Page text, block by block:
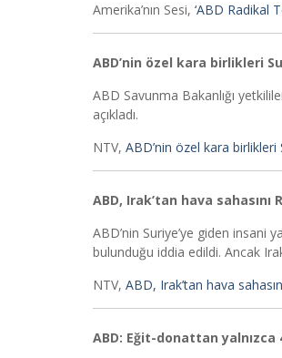
Amerika’nın Sesi, ‘ABD Radikal
ABD’nin özel kara birlikleri
ABD Savunma Bakanlığı
açıkladı.
NTV, ABD’nin özel kara birlikleri
ABD, Irak’tan hava
ABD’nin Suriye’ye giden insani
bulunduğu iddia edildi. Ancak
NTV, ABD, Irak’tan hava
ABD: Eğit-donattan yalnızca